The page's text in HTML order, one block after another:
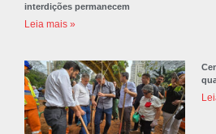
interdições permanecem
Leia mais »